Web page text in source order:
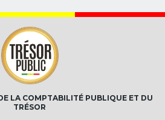
LA COMPTABILITÉ PUBLIQUE ET DU
TRÉSOR